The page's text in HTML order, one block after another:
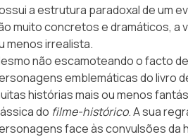
a estrutura paradoxal de um
muito concretos e dramáticos, a
menos irrealista.
não escamoteando o facto
emblemáticas do livro
histórias mais ou menos
do filme-histórico. A sua
face às convulsões da